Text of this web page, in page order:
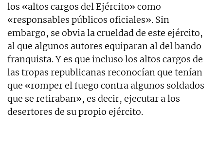
los «altos cargos del Ejército» como
«responsables públicos oficiales». Sin
embargo, se obvia la crueldad de este ejército,
al que algunos autores equiparan al del bando
franquista. Y es que incluso los altos cargos de
las tropas republicanas reconocían que tenían
que «romper el fuego contra algunos soldados
que se retiraban», es decir, ejecutar a los
desertores de su propio ejército.